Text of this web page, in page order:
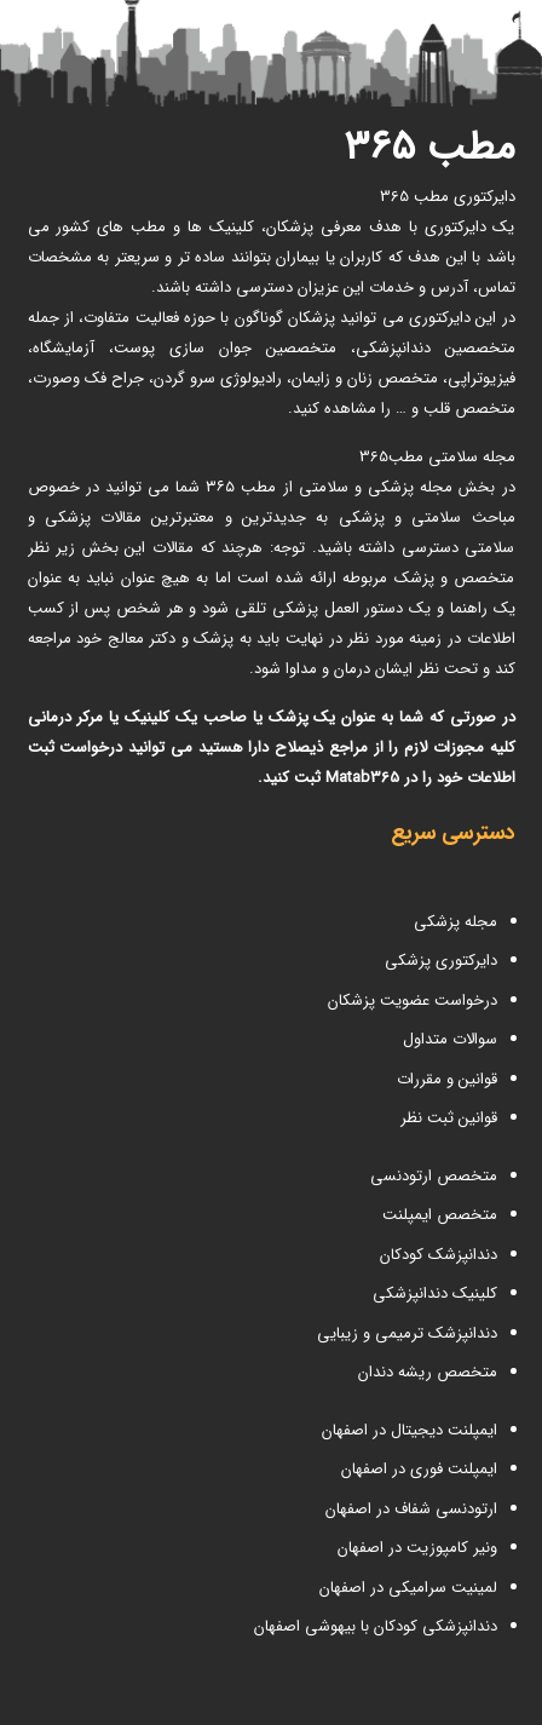
مطب ۳۶۵
دایرکتوری مطب 365
یک دایرکتوری با هدف معرفی پزشکان، کلینیک ها و مطب های کشور می
باشد با این هدف که کاربران یا بیماران بتوانند ساده تر و سریعتر به مشخصات
تماس، آدرس و خدمات این عزیزان دسترسی داشته باشند.
در این دایرکتوری می توانید پزشکان گوناگون با حوزه فعالیت متفاوت، از جمله
متخصصین دندانپزشکی، متخصصین جوان سازی پوست، آزمایشگاه،
فیزیوتراپی، متخصص زنان و زایمان، رادیولوژی سرو گردن، جراح فک وصورت،
متخصص قلب و … را مشاهده کنید.
مجله سلامتی مطب365
در بخش مجله پزشکی و سلامتی از مطب ۳۶۵ شما می توانید در خصوص
مباحث سلامتی و پزشکی به جدیدترین و معتبرترین مقالات پزشکی و
سلامتی دسترسی داشته باشید. توجه: هرچند که مقالات این بخش زیر نظر
متخصص و پزشک مربوطه ارائه شده است اما به هیچ عنوان نباید به عنوان
یک راهنما و یک دستور العمل پزشکی تلقی شود و هر شخص پس از کسب
اطلاعات در زمینه مورد نظر در نهایت باید به پزشک و دکتر معالج خود مراجعه
کند و تحت نظر ایشان درمان و مداوا شود.
در صورتی که شما به عنوان یک پزشک یا صاحب یک کلینیک یا مرکر درمانی
کلیه مجوزات لازم را از مراجع ذیصلاح دارا هستید می توانید درخواست ثبت
اطلاعات خود را در Matab365 ثبت کنید.
دسترسی سریع
مجله پزشکی
دایرکتوری پزشکی
درخواست عضویت پزشکان
سوالات متداول
قوانین و مقررات
قوانین ثبت نظر
متخصص ارتودنسی
متخصص ایمپلنت
دندانپزشک کودکان
کلینیک دندانپزشکی
دندانپزشک ترمیمی و زیبایی
متخصص ریشه دندان
ایمپلنت دیجیتال در اصفهان
ایمپلنت فوری در اصفهان
ارتودنسی شفاف در اصفهان
ونیر کامپوزیت در اصفهان
لمینیت سرامیکی در اصفهان
دندانپزشکی کودکان با بیهوشی اصفهان